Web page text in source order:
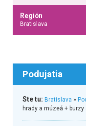
Región
Bratislava
Podujatia
Ste tu: Bratislava »
hrady a múzeá +